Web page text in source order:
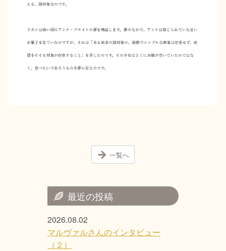
一覧へ
最近の投稿
2026.08.02
マルヴァルさんのインタビュー
（２）